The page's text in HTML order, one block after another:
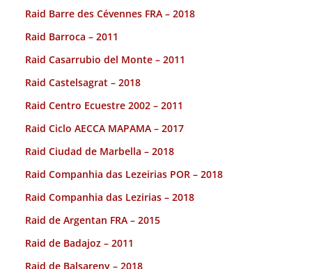
Raid Barre des Cévennes FRA – 2018
Raid Barroca – 2011
Raid Casarrubio del Monte – 2011
Raid Castelsagrat – 2018
Raid Centro Ecuestre 2002 – 2011
Raid Ciclo AECCA MAPAMA – 2017
Raid Ciudad de Marbella – 2018
Raid Companhia das Lezeirias POR – 2018
Raid Companhia das Lezirias – 2018
Raid de Argentan FRA – 2015
Raid de Badajoz – 2011
Raid de Balsareny – 2018